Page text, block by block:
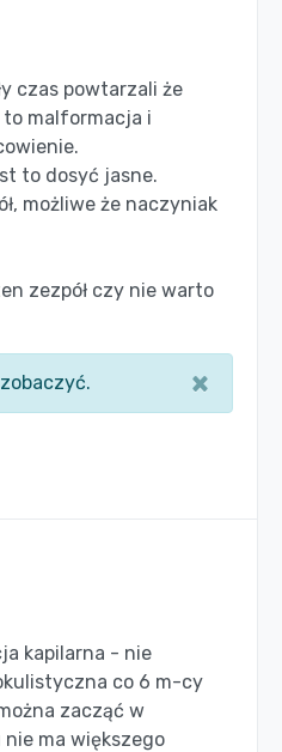
czas powtarzali że
to malformacja i
to dosyć jasne.
możliwe że naczyniak
zezpół czy nie warto
×
kapilarna - nie
co 6 m-cy
zacząć w
ma większego